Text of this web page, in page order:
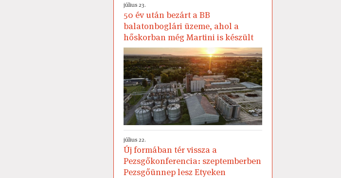
július 23.
50 év után bezárt a BB
balatonboglári üzeme, ahol a
hőskorban még Martini is készült
július 22.
Új formában tér vissza a
Pezsgőkonferencia: szeptemberben
Pezsgőünnep lesz Etyeken